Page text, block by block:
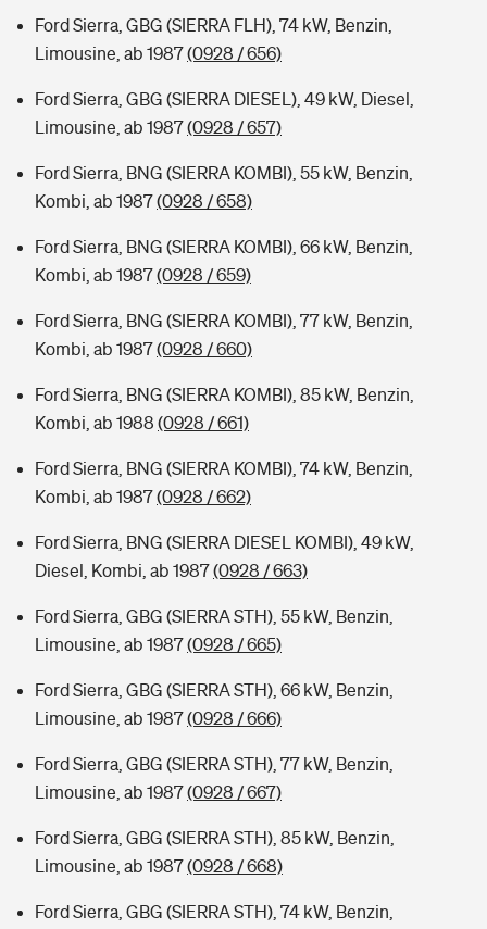
Ford Sierra, GBG (SIERRA FLH), 74 kW, Benzin,
Limousine, ab 1987(0928 / 656)
Ford Sierra, GBG (SIERRA DIESEL), 49 kW, Diesel,
Limousine, ab 1987(0928 / 657)
Ford Sierra, BNG (SIERRA KOMBI), 55 kW, Benzin,
Kombi, ab 1987(0928 / 658)
Ford Sierra, BNG (SIERRA KOMBI), 66 kW, Benzin,
Kombi, ab 1987(0928 / 659)
Ford Sierra, BNG (SIERRA KOMBI), 77 kW, Benzin,
Kombi, ab 1987(0928 / 660)
Ford Sierra, BNG (SIERRA KOMBI), 85 kW, Benzin,
Kombi, ab 1988 (0928 / 661)
Ford Sierra, BNG (SIERRA KOMBI), 74 kW, Benzin,
Kombi, ab 1987(0928 / 662)
Ford Sierra, BNG (SIERRA DIESEL KOMBI), 49 kW,
Diesel, Kombi, ab 1987(0928 / 663)
Ford Sierra, GBG (SIERRA STH), 55 kW, Benzin,
Limousine, ab 1987(0928 / 665)
Ford Sierra, GBG (SIERRA STH), 66 kW, Benzin,
Limousine, ab 1987(0928 / 666)
Ford Sierra, GBG (SIERRA STH), 77 kW, Benzin,
Limousine, ab 1987(0928 / 667)
Ford Sierra, GBG (SIERRA STH), 85 kW, Benzin,
Limousine, ab 1987(0928 / 668)
Ford Sierra, GBG (SIERRA STH), 74 kW, Benzin,